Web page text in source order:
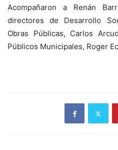
Acompañaron a Renán
directores de Desarrollo
Obras Públicas, Carlos
Públicos Municipales, Roger